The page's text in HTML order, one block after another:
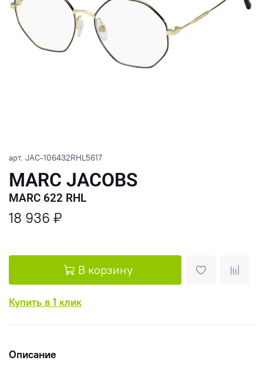
арт. JAC-106432RHL5617
MARC JACOBS
MARC 622 RHL
18 936 ₽
В корзину
Купить в 1 клик
Описание